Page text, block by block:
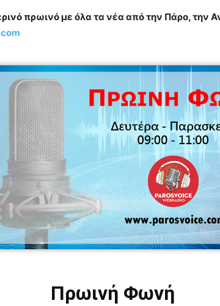
πρωινό με όλα τα νέα από την Πάρο, την
Πρωινή Φωνή